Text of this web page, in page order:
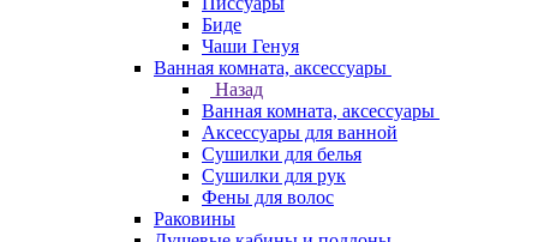
Биде
Чаши Генуя
Ванная комната, аксессуары
Назад
Ванная комната, аксессуары
Аксессуары для ванной
Сушилки для белья
Сушилки для рук
Фены для волос
Раковины